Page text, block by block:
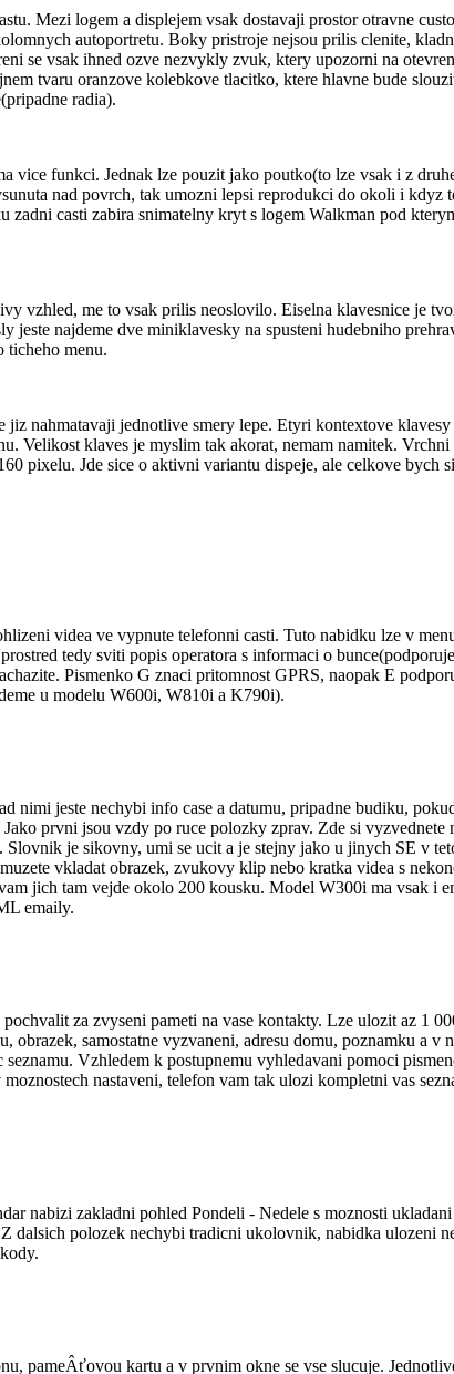
Mezi logem a displejem vsak dostavaji prostor otravne
autoportretu. Boky pristroje nejsou prilis clenite,
se vsak ihned ozve nezvykly zvuk, ktery upozorni na
tvaru oranzove kolebkove tlacitko, ktere hlavne bude
radia).
vice funkci. Jednak lze pouzit jako poutko(to lze vsak i z
nad povrch, tak umozni lepsi reprodukci do okoli i kdyz
casti zabira snimatelny kryt s logem Walkman pod
vzhled, me to vsak prilis neoslovilo. Eiselna klavesnice je
najdeme dve miniklavesky na spusteni hudebniho
ticheho menu.
nahmatavaji jednotlive smery lepe. Etyri kontextove
Velikost klaves je myslim tak akorat, nemam namitek.
pixelu. Jde sice o aktivni variantu dispeje, ale celkove bych
videa ve vypnute telefonni casti. Tuto nabidku lze v
tedy sviti popis operatora s informaci o
Pismenko G znaci pritomnost GPRS, naopak E
u modelu W600i, W810i a K790i).
nimi jeste nechybi info case a datumu, pripadne budiku,
prvni jsou vzdy po ruce polozky zprav. Zde si vyzvednete
je sikovny, umi se ucit a je stejny jako u jinych SE v
vkladat obrazek, zvukovy klip nebo kratka videa s
jich tam vejde okolo 200 kousku. Model W300i ma vsak i
emaily.
za zvyseni pameti na vase kontakty. Lze ulozit az 1
samostatne vyzvaneni, adresu domu, poznamku a v
Vzhledem k postupnemu vyhledavani pomoci
nastaveni, telefon vam tak ulozi kompletni vas
nabizi zakladni pohled Pondeli - Nedele s moznosti
polozek nechybi tradicni ukolovnik, nabidka ulozeni
pameÂťovou kartu a v prvnim okne se vse slucuje.